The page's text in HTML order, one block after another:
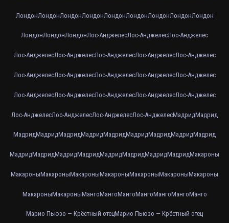
ЛондонЛондонЛондонЛондонЛондонЛондонЛондонЛондонЛондон
ЛондонЛондонЛондонЛос-АнджелесЛос-АнджелесЛос-Анджелес
Лос-АнджелесЛос-АнджелесЛос-АнджелесЛос-АнджелесЛос-Анджелес
Лос-АнджелесЛос-АнджелесЛос-АнджелесЛос-АнджелесЛос-Анджелес
Лос-АнджелесЛос-АнджелесЛос-АнджелесЛос-АнджелесЛос-Анджелес
Лос-АнджелесЛос-АнджелесЛос-АнджелесЛос-АнджелесМадридМадрид
МадридМадридМадридМадридМадридМадридМадридМадридМадрид
МадридМадридМадридМадридМадридМадридМадридМадридМакароны
МакароныМакароныМакароныМакароныМакароныМакароныМакароны
МакароныМакароныМангоМангоМангоМангоМангоМангоМанго
Марио Пьюзо — Крёстный отецМарио Пьюзо — Крёстный отец